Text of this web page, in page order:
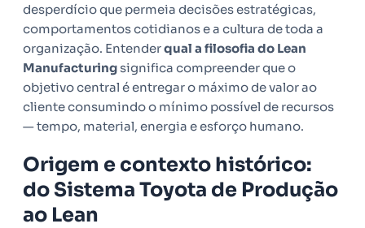
desperdício que permeia decisões estratégicas,
comportamentos cotidianos e a cultura de toda a
organização. Entenderqual a filosofia do Lean
Manufacturingsignifica compreender que o
objetivo central é entregar o máximo de valor ao
cliente consumindo o mínimo possível de recursos
— tempo, material, energia e esforço humano.
Origem e contexto histórico:
do Sistema Toyota de Produção
ao Lean